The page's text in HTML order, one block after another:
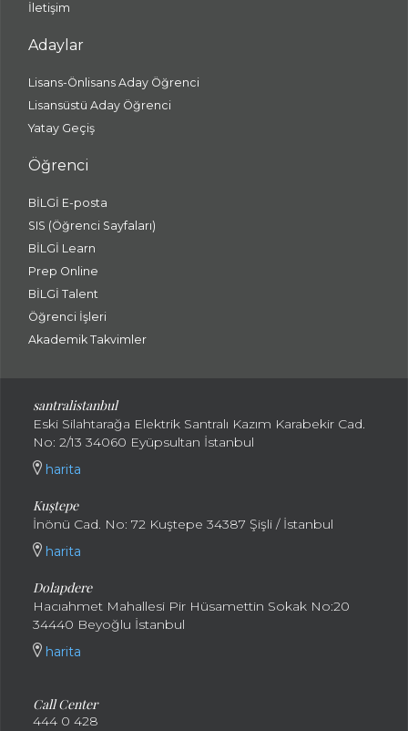
İletişim
Adaylar
Lisans-Önlisans Aday Öğrenci
Lisansüstü Aday Öğrenci
Yatay Geçiş
Öğrenci
BİLGİ E-posta
SIS (Öğrenci Sayfaları)
BİLGİ Learn
Prep Online
BİLGİ Talent
Öğrenci İşleri
Akademik Takvimler
santralistanbul
Eski Silahtarağa Elektrik Santralı Kazım Karabekir Cad.
No: 2/13 34060 Eyüpsultan İstanbul
harita
Kuştepe
İnönü Cad. No: 72 Kuştepe 34387 Şişli / İstanbul
harita
Dolapdere
Hacıahmet Mahallesi Pir Hüsamettin Sokak No:20
34440 Beyoğlu İstanbul
harita
Call Center
444 0 428